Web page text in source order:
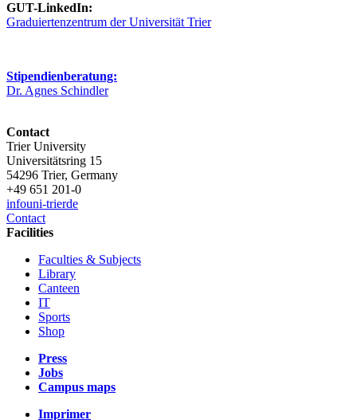
GUT-LinkedIn:
Graduiertenzentrum der Universität Trier
Stipendienberatung:
Dr. Agnes Schindler
Contact
Trier University
Universitätsring 15
54296 Trier, Germany
+49 651 201-0
infouni-trierde
Contact
Facilities
Faculties & Subjects
Library
Canteen
IT
Sports
Shop
Press
Jobs
Campus maps
Imprimer